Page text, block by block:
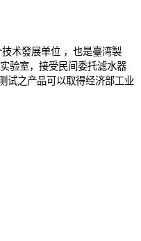
术發展单位 ，也是臺湾製
验室，接受民间委托滤水器
试之产品可以取得经济部工业